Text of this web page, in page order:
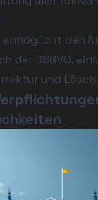
ermöglicht den
der DSGVO,
und